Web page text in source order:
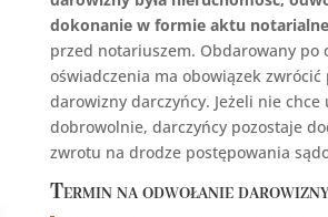
dokonanie w formie aktu
przed notariuszem. Obdarowany po
oświadczenia ma obowiązek
darowizny darczyńcy. Jeżeli nie chce
dobrowolnie, darczyńcy pozostaje
zwrotu na drodze postępowania
Termin na odwołanie darowizny